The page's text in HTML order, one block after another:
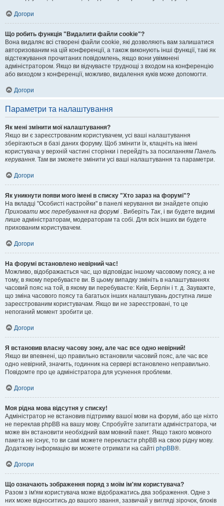
Догори
Що робить функція "Видалити файли cookie"?
Вона видаляє всі створені файли cookie, які дозволяють вам залишатися
авторизованим на цій конференції, а також виконують інші функції, такі як
відстежування прочитаних повідомлень, якщо вони увімкнені
адміністратором. Якщо ви відчуваєте труднощі з входом на конференцію
або виходом з конференції, можливо, видалення куків може допомогти.
Догори
Параметри та налаштування
Як мені змінити мої налаштування?
Якщо ви є зареєстрованим користувачем, усі ваші налаштування
зберігаються в базі даних форуму. Щоб змінити їх, клацніть на імені
користувача у верхній частині сторінки і перейдіть за посиланням Панель
керування. Там ви зможете змінити усі ваші налаштування та параметри.
Догори
Як уникнути появи мого імені в списку "Хто зараз на форумі"?
На вкладці "Особисті настройки" в панелі керування ви знайдете опцію
Приховати моє перебування на форумі . Виберіть Так, і ви будете видимі
лише адміністраторам, модераторам та собі. Для всіх інших ви будете
прихованим користувачем.
Догори
На форумі встановлено невірний час!
Можливо, відображається час, що відповідає іншому часовому поясу, а не
тому, в якому перебуваєте ви. В цьому випадку змініть в налаштуваннях
часовий пояс на той, в якому ви перебуваєте: Київ, Берлін і т. д. Зауважте,
що зміна часового поясу та багатьох інших налаштувань доступна лише
зареєстрованим користувачам. Якщо ви не зареєстровані, то це
непоганий момент зробити це.
Догори
Я встановив власну часову зону, але час все одно невірний!
Якщо ви впевнені, що правильно встановили часовий пояс, але час все
одно невірний, значить, годинник на сервері встановлено неправильно.
Повідомте про це адміністратора для усунення проблеми.
Догори
Моя рідна мова відсутня у списку!
Адміністратор не встановив підтримку вашої мови на форумі, або ще ніхто
не переклав phpBB на вашу мову. Спробуйте запитати адміністратора, чи
може він встановити необхідний вам мовний пакет. Якщо такого мовного
пакета не існує, то ви самі можете перекласти phpBB на свою рідну мову.
Додаткову інформацію ви можете отримати на сайті phpBB®.
Догори
Що означають зображення поряд з моїм ім'ям користувача?
Разом з ім'ям користувача може відображатись два зображення. Одне з
них може відноситись до вашого звання, зазвичай у вигляді зірочок, блоків